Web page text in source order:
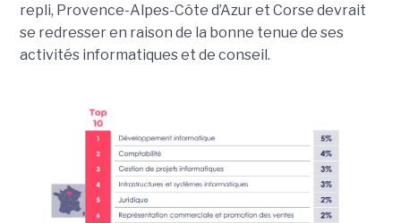
repli, Provence-Alpes-Côte d’Azur et Corse devrait
se redresser en raison de la bonne tenue de ses
activités informatiques et de conseil.